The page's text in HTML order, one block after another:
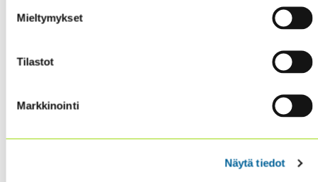
Mieltymykset
Tilastot
Markkinointi
Näytä tiedot
Cybersecurity Framework can help internal
Jäsenenä pääset lukemaan koko
helposti juuri ilmestyneen numeron lisäksi myös